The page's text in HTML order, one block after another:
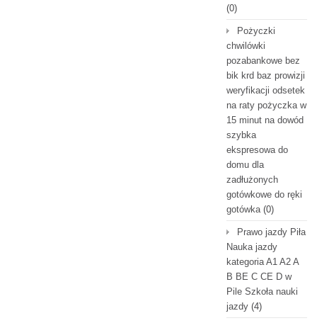
(0)
Pożyczki
chwilówki
pozabankowe bez
bik krd baz prowizji
weryfikacji odsetek
na raty pożyczka w
15 minut na dowód
szybka
ekspresowa do
domu dla
zadłużonych
gotówkowe do ręki
gotówka(0)
Prawo jazdy Piła
Nauka jazdy
kategoria A1 A2 A
B BE C CE D‎ w
Pile Szkoła nauki
jazdy (4)